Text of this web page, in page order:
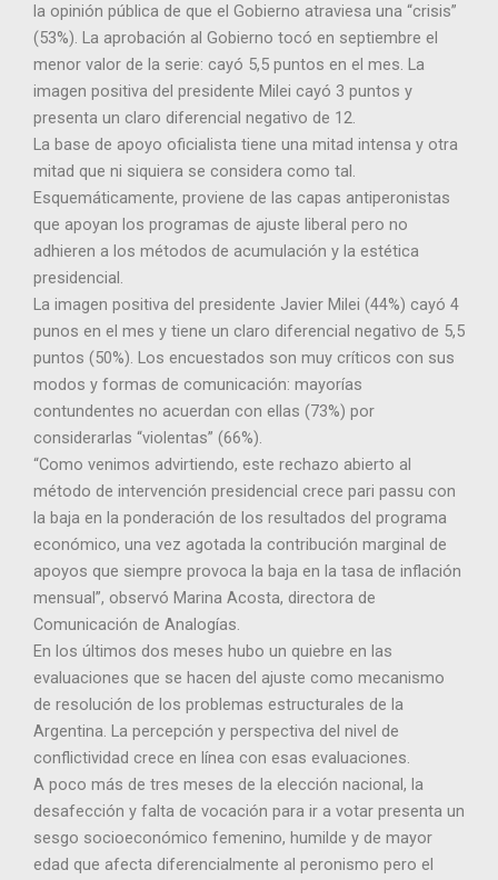
la opinión pública de que el Gobierno atraviesa una “crisis”
(53%). La aprobación al Gobierno tocó en septiembre el
menor valor de la serie: cayó 5,5 puntos en el mes. La
imagen positiva del presidente Milei cayó 3 puntos y
presenta un claro diferencial negativo de 12.
La base de apoyo oficialista tiene una mitad intensa y otra
mitad que ni siquiera se considera como tal.
Esquemáticamente, proviene de las capas antiperonistas
que apoyan los programas de ajuste liberal pero no
adhieren a los métodos de acumulación y la estética
presidencial.
La imagen positiva del presidente Javier Milei (44%) cayó 4
punos en el mes y tiene un claro diferencial negativo de 5,5
puntos (50%). Los encuestados son muy críticos con sus
modos y formas de comunicación: mayorías
contundentes no acuerdan con ellas (73%) por
considerarlas “violentas” (66%).
“Como venimos advirtiendo, este rechazo abierto al
método de intervención presidencial crece pari passu con
la baja en la ponderación de los resultados del programa
económico, una vez agotada la contribución marginal de
apoyos que siempre provoca la baja en la tasa de inflación
mensual”, observó Marina Acosta, directora de
Comunicación de Analogías.
En los últimos dos meses hubo un quiebre en las
evaluaciones que se hacen del ajuste como mecanismo
de resolución de los problemas estructurales de la
Argentina. La percepción y perspectiva del nivel de
conflictividad crece en línea con esas evaluaciones.
A poco más de tres meses de la elección nacional, la
desafección y falta de vocación para ir a votar presenta un
sesgo socioeconómico femenino, humilde y de mayor
edad que afecta diferencialmente al peronismo pero el